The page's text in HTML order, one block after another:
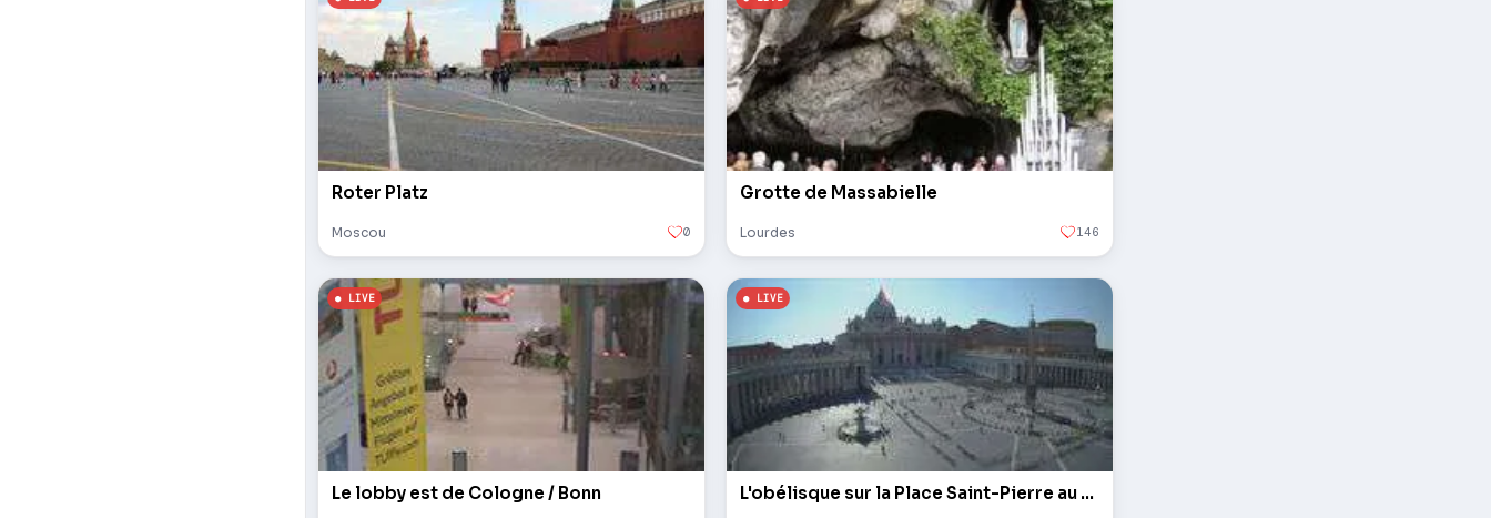
Roter Platz
Moscou 0
Grotte de Massabielle
Lourdes 146
Le lobby est de Cologne / Bonn L'obélisque sur la Place Saint-Pierre au Vatican